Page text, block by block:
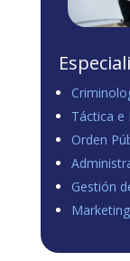
Táctica e
Orden
Gestión